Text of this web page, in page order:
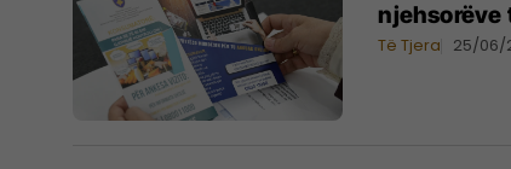
njehsorëve
Të Tjera 25/06/